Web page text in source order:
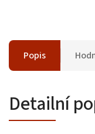
Popis
Detailní